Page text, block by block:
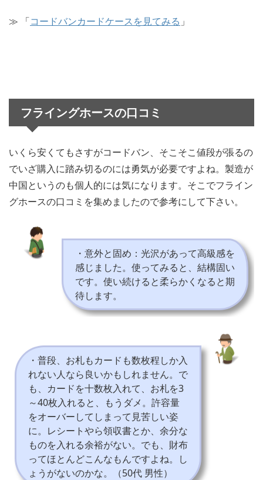
≫ 「コードバンカードケースを見てみる 」
フライングホースの口コミ
いくら安くてもさすがコードバン、そこそこ値段が張るの
でいざ購入に踏み切るのには勇気が必要ですよね。製造が
中国というのも個人的には気になります。そこでフライン
グホースの口コミを集めましたので参考にして下さい。
・意外と固め：光沢があって高級感を
感じました。使ってみると、結構固い
です。使い続けると柔らかくなると期
待します。
・普段、お札もカードも数枚程しか入
れない人なら良いかもしれません。で
も、カードを十数枚入れて、お札を3
～40枚入れると、もうダメ。許容量
をオーバーしてしまって見苦しい姿
に。レシートやら領収書とか、余分な
ものを入れる余裕がない。でも、財布
ってほとんどこんなもんですよね。し
ょうがないのかな。（50代 男性）